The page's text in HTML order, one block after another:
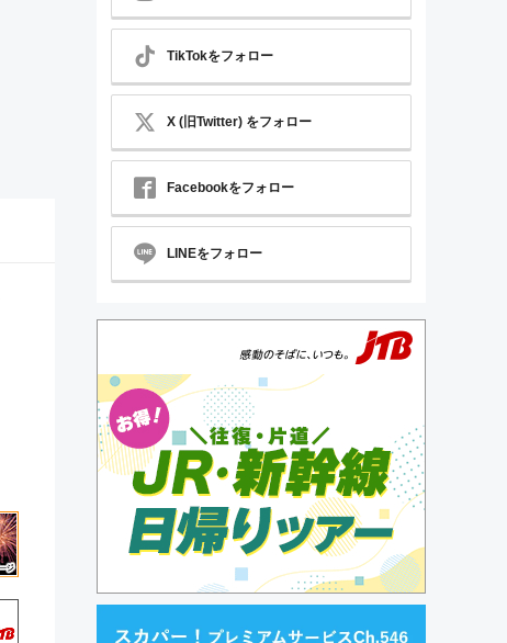
TikTokをフォロー
X (旧Twitter) をフォロー
Facebookをフォロー
LINEをフォロー